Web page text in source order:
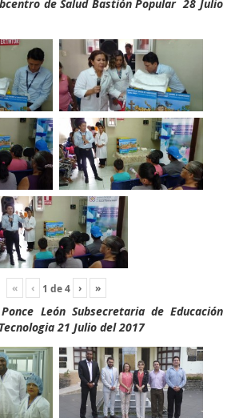
de Salud Bastión Popular 28 Julio
« ‹ 1 de4 › »
León Subsecretaria de Educación
21 Julio del 2017